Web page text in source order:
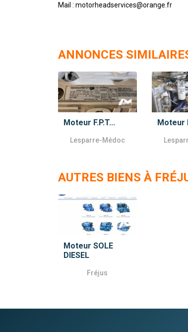
Mail : motorheadservices@orange.fr
ANNONCES
Moteur F.P.T...
Lesparre-Médoc
Moteur
AUTRES BIENS À
Moteur SOLE
DIESEL
Fréjus